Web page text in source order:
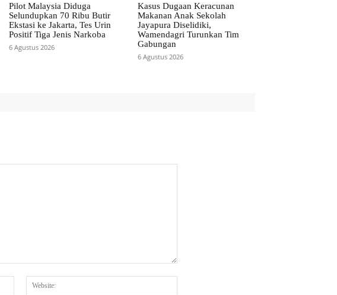
Pilot Malaysia Diduga
Selundupkan 70 Ribu Butir
Ekstasi ke Jakarta, Tes Urin
Positif Tiga Jenis Narkoba
6 Agustus 2026
Kasus Dugaan Keracunan
Makanan Anak Sekolah
Jayapura Diselidiki,
Wamendagri Turunkan Tim
Gabungan
6 Agustus 2026
Email:*